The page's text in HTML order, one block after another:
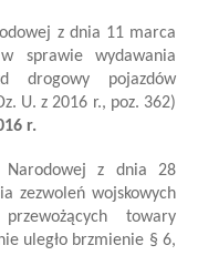
z dnia 11 marca
sprawie wydawania
drogowy pojazdów
U. z 2016 r., poz. 362)
r.
Narodowej z dnia 28
zezwoleń wojskowych
towary
uległo brzmienie § 6,